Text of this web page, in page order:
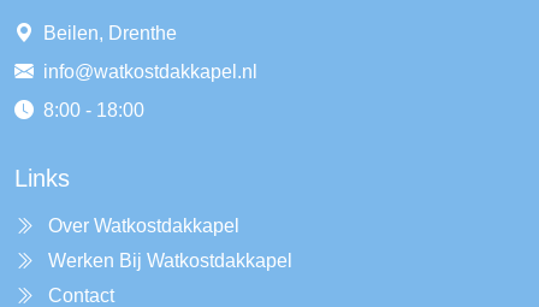
Beilen, Drenthe
info@watkostdakkapel.nl
8:00 - 18:00
Links
Over Watkostdakkapel
Werken Bij Watkostdakkapel
Contact